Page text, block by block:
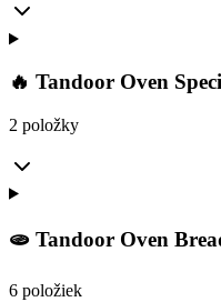
🔥 Tandoor Oven
2 položky
🫓 Tandoor Oven
6 položiek